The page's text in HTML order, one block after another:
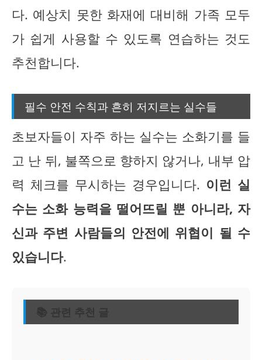
다. 예상치 못한 화재에 대비해 가족 모두
가 쉽게 사용할 수 있도록 연습하는 것도
추천합니다.
필수 안전 수칙과 흔히 저지르는 실수들
초보자들이 자주 하는 실수는 소화기를 들
고 난 뒤, 불쪽으로 향하지 않거나, 내부 압
력 체크를 무시하는 경우입니다. 이런 실
수는 소화 능력을 떨어뜨릴 뿐 아니라, 자
신과 주변 사람들의 안전에 위협이 될 수
있습니다.
📚 관련 추천 글